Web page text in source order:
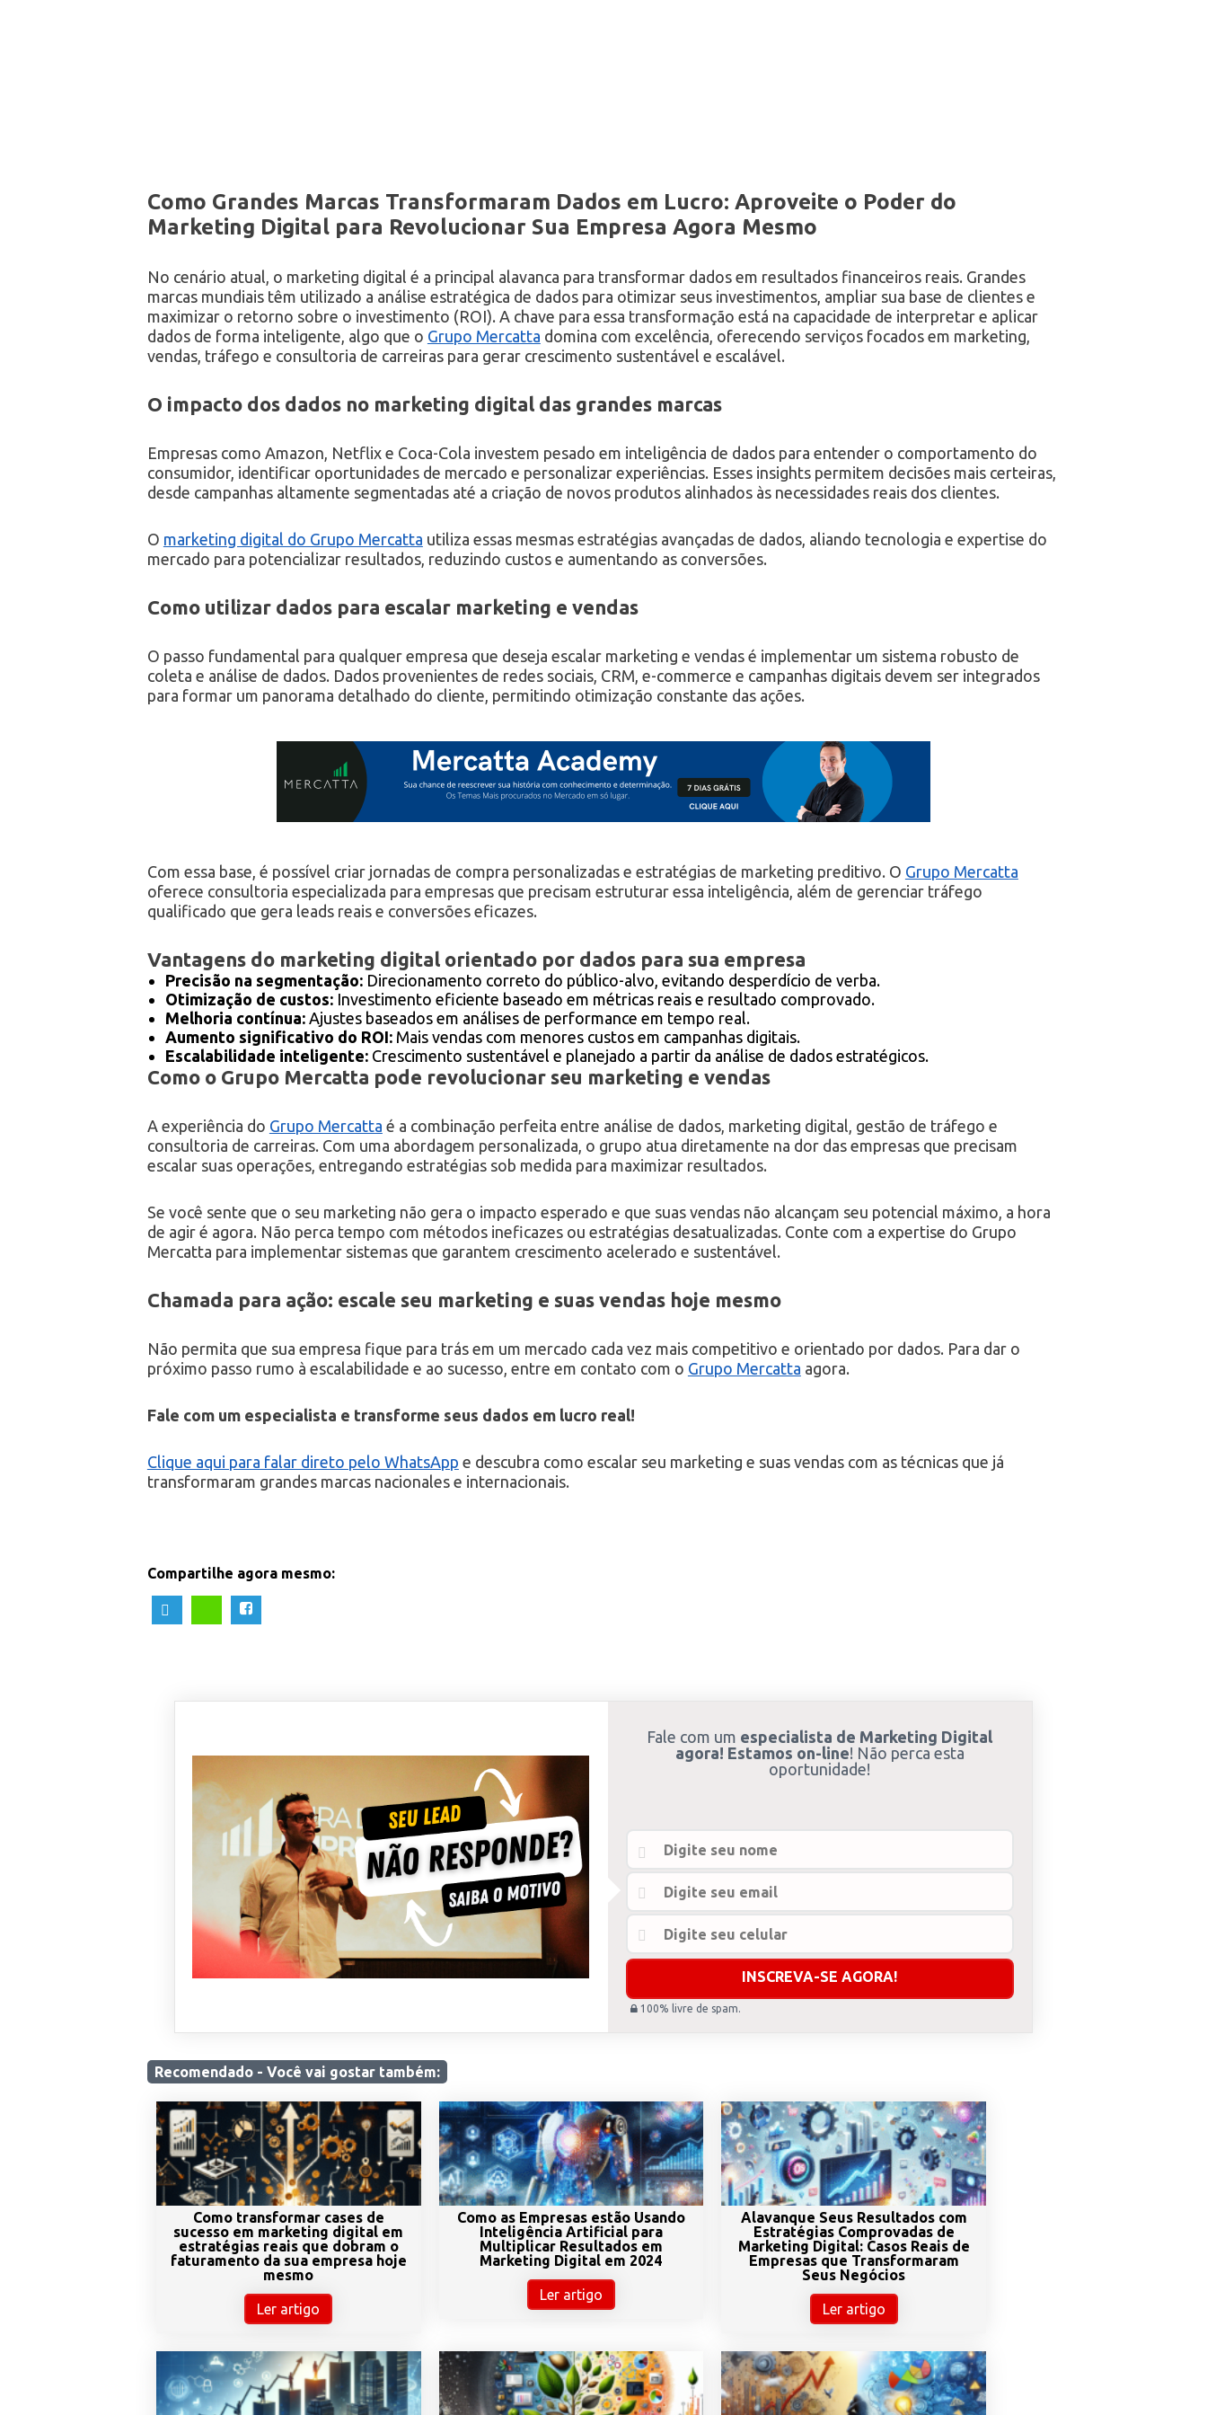
Como Grandes Marcas Transformaram Dados em Lucro: Aproveite o Poder do
Marketing Digital para Revolucionar Sua Empresa Agora Mesmo
No cenário atual, o marketing digital é a principal alavanca para transformar dados em resultados financeiros reais. Grandes
marcas mundiais têm utilizado a análise estratégica de dados para otimizar seus investimentos, ampliar sua base de clientes e
maximizar o retorno sobre o investimento (ROI). A chave para essa transformação está na capacidade de interpretar e aplicar
dados de forma inteligente, algo que o Grupo Mercatta domina com excelência, oferecendo serviços focados em marketing,
vendas, tráfego e consultoria de carreiras para gerar crescimento sustentável e escalável.
O impacto dos dados no marketing digital das grandes marcas
Empresas como Amazon, Netflix e Coca-Cola investem pesado em inteligência de dados para entender o comportamento do
consumidor, identificar oportunidades de mercado e personalizar experiências. Esses insights permitem decisões mais certeiras,
desde campanhas altamente segmentadas até a criação de novos produtos alinhados às necessidades reais dos clientes.
O marketing digital do Grupo Mercatta utiliza essas mesmas estratégias avançadas de dados, aliando tecnologia e expertise do
mercado para potencializar resultados, reduzindo custos e aumentando as conversões.
Como utilizar dados para escalar marketing e vendas
O passo fundamental para qualquer empresa que deseja escalar marketing e vendas é implementar um sistema robusto de
coleta e análise de dados. Dados provenientes de redes sociais, CRM, e-commerce e campanhas digitais devem ser integrados
para formar um panorama detalhado do cliente, permitindo otimização constante das ações.
Com essa base, é possível criar jornadas de compra personalizadas e estratégias de marketing preditivo. O Grupo Mercatta
oferece consultoria especializada para empresas que precisam estruturar essa inteligência, além de gerenciar tráfego
qualificado que gera leads reais e conversões eficazes.
Vantagens do marketing digital orientado por dados para sua empresa
Precisão na segmentação:Direcionamento correto do público-alvo, evitando desperdício de verba.
Otimização de custos:Investimento eficiente baseado em métricas reais e resultado comprovado.
Melhoria contínua:Ajustes baseados em análises de performance em tempo real.
Aumento significativo do ROI:Mais vendas com menores custos em campanhas digitais.
Escalabilidade inteligente:Crescimento sustentável e planejado a partir da análise de dados estratégicos.
Como o Grupo Mercatta pode revolucionar seu marketing e vendas
A experiência do Grupo Mercatta é a combinação perfeita entre análise de dados, marketing digital, gestão de tráfego e
consultoria de carreiras. Com uma abordagem personalizada, o grupo atua diretamente na dor das empresas que precisam
escalar suas operações, entregando estratégias sob medida para maximizar resultados.
Se você sente que o seu marketing não gera o impacto esperado e que suas vendas não alcançam seu potencial máximo, a hora
de agir é agora. Não perca tempo com métodos ineficazes ou estratégias desatualizadas. Conte com a expertise do Grupo
Mercatta para implementar sistemas que garantem crescimento acelerado e sustentável.
Chamada para ação: escale seu marketing e suas vendas hoje mesmo
Não permita que sua empresa fique para trás em um mercado cada vez mais competitivo e orientado por dados. Para dar o
próximo passo rumo à escalabilidade e ao sucesso, entre em contato com o Grupo Mercatta agora.
Fale com um especialista e transforme seus dados em lucro real!
Clique aqui para falar direto pelo WhatsApp e descubra como escalar seu marketing e suas vendas com as técnicas que já
transformaram grandes marcas nacionales e internacionais.
Compartilhe agora mesmo:
Fale com um especialista de Marketing Digital
agora! Estamos on-line! Não perca esta
oportunidade!
100% livre de spam.
Recomendado - Você vai gostartambém:
Como transformar cases de
sucesso em marketing digital em
estratégias reais que dobram o
faturamento da sua empresa hoje
mesmo
Ler artigo
Como as Empresas estão Usando
Inteligência Artificial para
Multiplicar Resultados em
Marketing Digital em 2024
Ler artigo
Alavanque Seus Resultados com
Estratégias Comprovadas de
Marketing Digital: Casos Reais de
Empresas que Transformaram
Seus Negócios
Ler artigo